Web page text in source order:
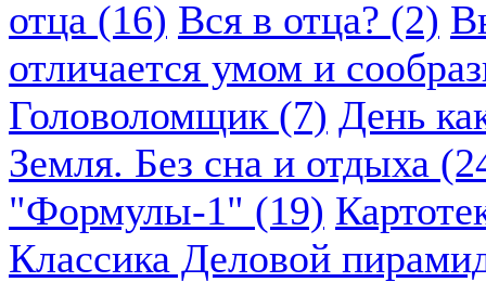
отца (16) Вся в отца? (2)
отличается умом и
Головоломщик (7) День
Земля. Без сна и отдыха
"Формулы-1" (19)
Классика Деловой